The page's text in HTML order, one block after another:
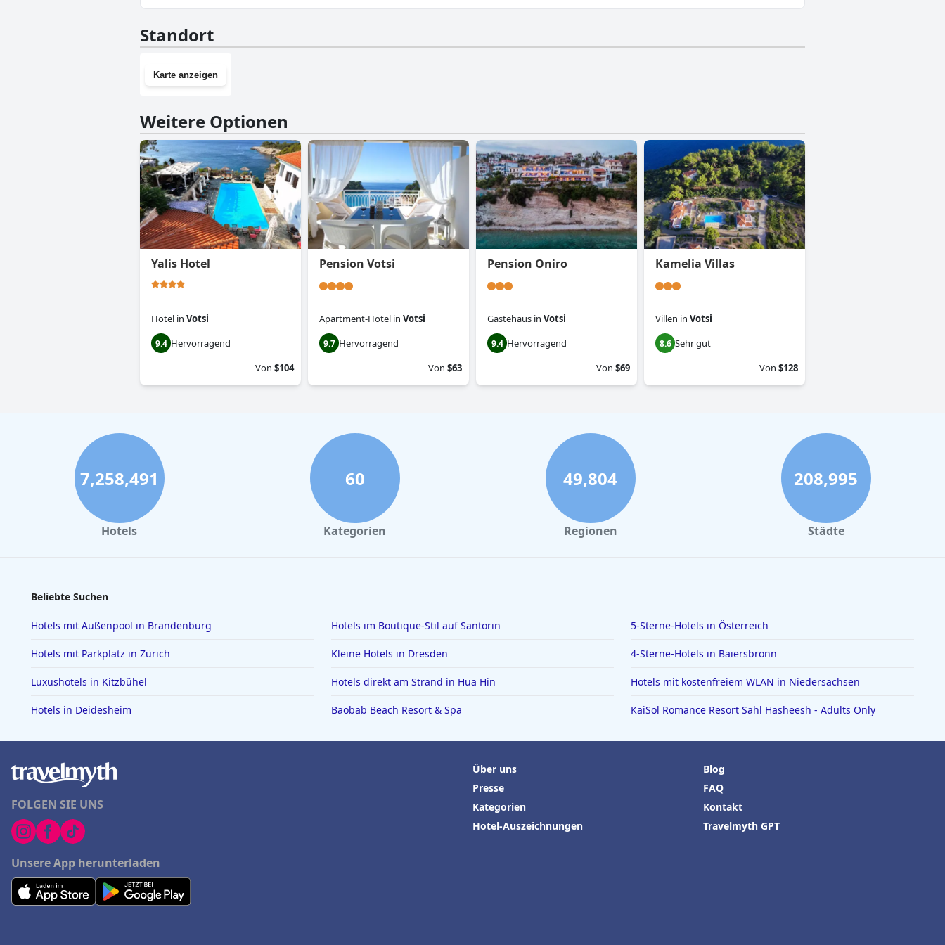
Standort
Karte anzeigen
Weitere Optionen
Yalis Hotel
Hotel in Votsi
9.4 Hervorragend
Von $104
Pension Votsi
Apartment-Hotel in Votsi
9.7 Hervorragend
Von $63
Pension Oniro
Gästehaus in Votsi
9.4 Hervorragend
Von $69
Kamelia Villas
Villen in Votsi
8.6 Sehr gut
Von $128
7,258,491
Hotels
60
Kategorien
49,804
Regionen
208,995
Städte
Beliebte Suchen
Hotels mit Außenpool in Brandenburg Hotels im Boutique-Stil auf Santorin 5-Sterne-Hotels in Österreich
Hotels mit Parkplatz in Zürich Kleine Hotels in Dresden 4-Sterne-Hotels in Baiersbronn
Luxushotels in Kitzbühel Hotels direkt am Strand in Hua Hin Hotels mit kostenfreiem WLAN in Niedersachsen
Hotels in Deidesheim Baobab Beach Resort & Spa KaiSol Romance Resort Sahl Hasheesh - Adults Only
FOLGEN SIE UNS
Unsere App herunterladen
Über uns
Presse
Kategorien
Hotel-Auszeichnungen
Blog
FAQ
Kontakt
Travelmyth GPT